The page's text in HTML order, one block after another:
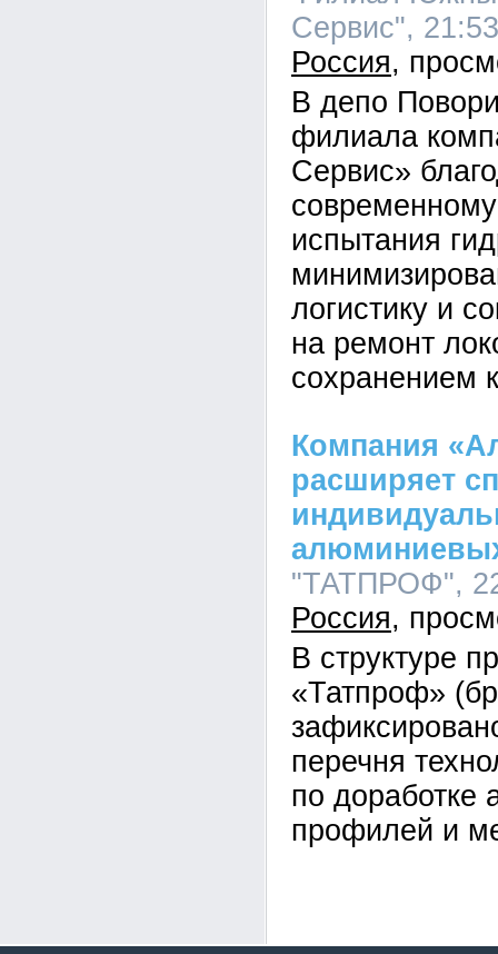
Сервис",
Россия
В депо
филиала
Сервис»
испытания
логистику и
на ремонт
сохранением
Компания
расширяет
"ТАТПРОФ",
Россия
В структуре
«Татпроф»
перечня
по доработке
профилей и